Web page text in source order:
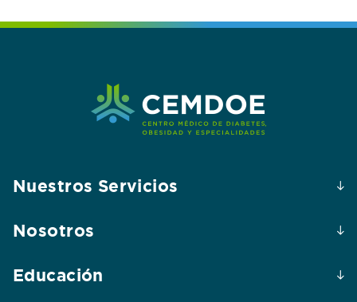
Nuestros Servicios
Nosotros
Educación